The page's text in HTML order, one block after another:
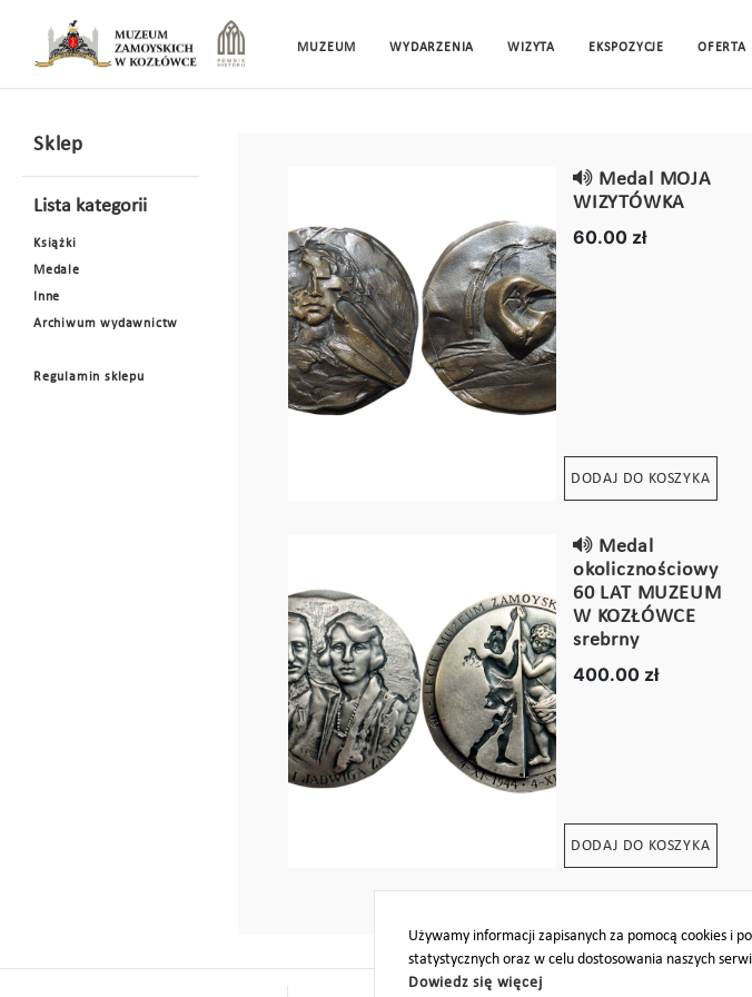
MUZEUM WYDARZENIA WIZYTA EKSPOZYCJE OFERTA
Sklep
Lista kategorii
Książki
Medale
Inne
Archiwum wydawnictw
Regulamin sklepu
Medal MOJA
WIZYTÓWKA
60.00 zł
DODAJ DO KOSZYKA
Medal
okolicznościowy
60 LAT MUZEUM
W KOZŁÓWCE
srebrny
400.00 zł
DODAJ DO KOSZYKA
Używamy informacji zapisanych za pomocą cookies i
statystycznych oraz w celu dostosowania naszych
Dowiedz się więcej